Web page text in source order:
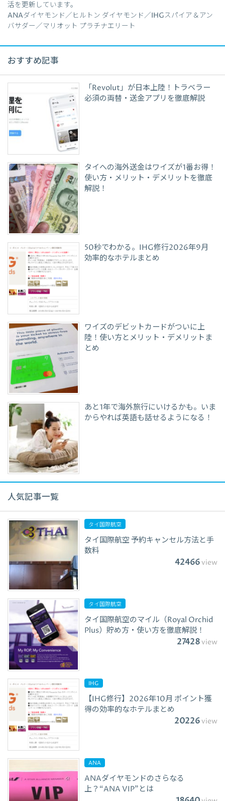
活を更新しています。
ANAダイヤモンド／ヒルトン ダイヤモンド／IHGスパイア＆アン
バサダー／マリオット プラチナエリート
おすすめ記事
「Revolut」が日本上陸！トラベラー
必須の両替・送金アプリを徹底解説
タイへの海外送金はワイズが1番お得！
使い方・メリット・デメリットを徹底
解説！
50秒でわかる。IHG修行2026年9月
効率的なホテルまとめ
ワイズのデビットカードがついに上
陸！使い方とメリット・デメリットま
とめ
あと1年で海外旅行にいけるかも。いま
からやれば英語も話せるようになる！
人気記事一覧
タイ国際航空
タイ国際航空 予約キャンセル方法と手
数料
42466view
タイ国際航空
タイ国際航空のマイル（Royal Orchid
Plus）貯め方・使い方を徹底解説！
27428view
IHG
【IHG修行】2026年10月 ポイント獲
得の効率的なホテルまとめ
20226view
ANA
ANAダイヤモンドのさらなる
上？“ANA VIP”とは